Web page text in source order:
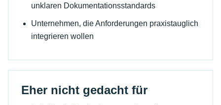
unklaren Dokumentationsstandards
Unternehmen, die Anforderungen praxistauglich
integrieren wollen
Eher nicht gedacht für